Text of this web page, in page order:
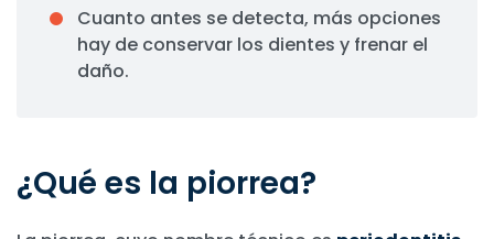
Cuanto antes se detecta, más opciones
hay de conservar los dientes y frenar el
daño.
¿Qué es la piorrea?